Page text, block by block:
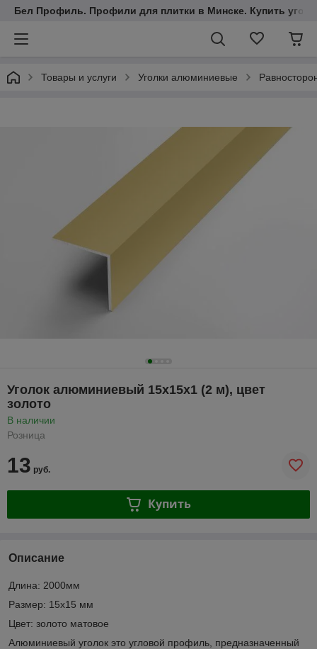
Бел Профиль. Профили для плитки в Минске. Купить
Товары и услуги Уголки алюминиевые
Уголок алюминиевый 15х15х1 (2 м), цвет
золото
В наличии
Розница
13 руб.
Купить
Описание
Длина: 2000мм
Размер: 15х15 мм
Цвет: золото матовое
Алюминиевый уголок это угловой профиль, предназначенный